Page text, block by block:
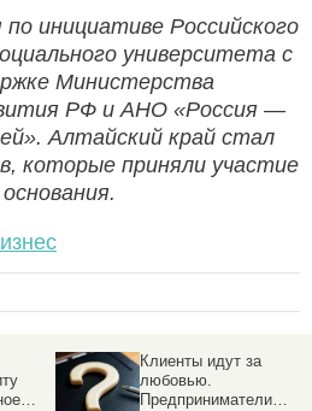
инициативе Российского
университета с
Министерства
РФ и АНО «Россия —
Алтайский край стал
которые приняли участие
Клиенты идут за
любовью.
Предприниматели